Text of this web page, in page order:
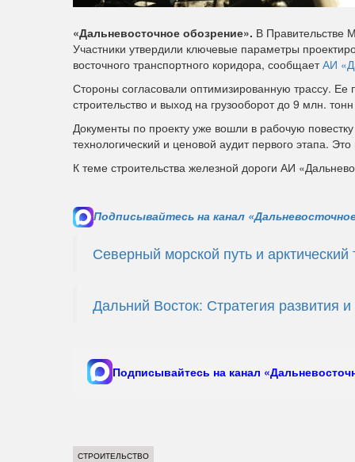
«Дальневосточное обозрение». В Правительстве
Участники утвердили ключевые параметры
восточного транспортного коридора, сообщаетАИ
Стороны согласовали оптимизированную трассу.
строительство и выход на грузооборот до 9 млн.
Документы по проекту уже вошли в рабочую
технологический и ценовой аудит первого этапа.
К теме строительства железной дороги АИ
Подписывайтесь на канал
Северный морской путь и арктический
Дальний Восток: Стратегия развития
Подписывайтесь на канал
СТРОИТЕЛЬСТВО